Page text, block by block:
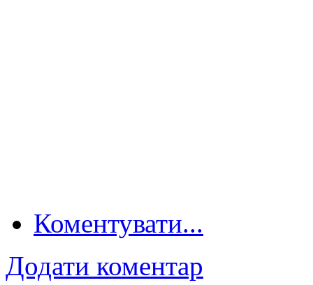
Коментувати...
Додати коментар